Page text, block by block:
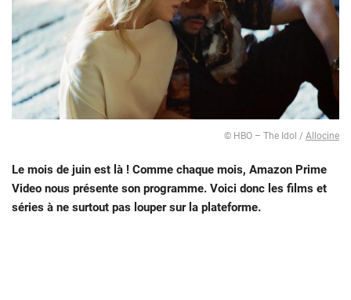
© HBO – The Idol / Allocine
Le mois de juin est là ! Comme chaque mois, Amazon Prime
Video nous présente son programme. Voici donc les films et
séries à ne surtout pas louper sur la plateforme.